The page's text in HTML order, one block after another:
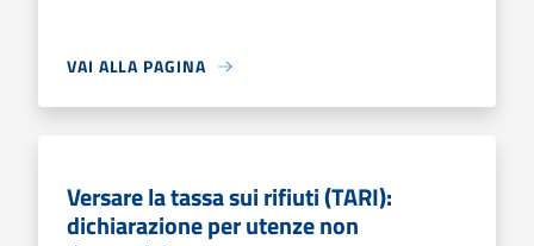
VAI ALLA PAGINA
Versare la tassa sui rifiuti (TARI):
dichiarazione per utenze non